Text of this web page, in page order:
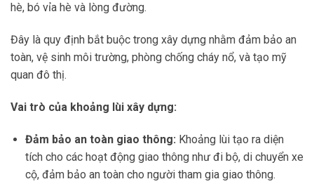
hè, bó vỉa hè và lòng đường.
Đây là quy định bắt buộc trong xây dựng nhằm đảm bảo an
toàn, vệ sinh môi trường, phòng chống cháy nổ, và tạo mỹ
quan đô thị.
Vai trò của khoảng lùi xây dựng:
Đảm bảo an toàn giao thông: Khoảng lùi tạo ra diện
tích cho các hoạt động giao thông như đi bộ, di chuyển xe
cộ, đảm bảo an toàn cho người tham gia giao thông.